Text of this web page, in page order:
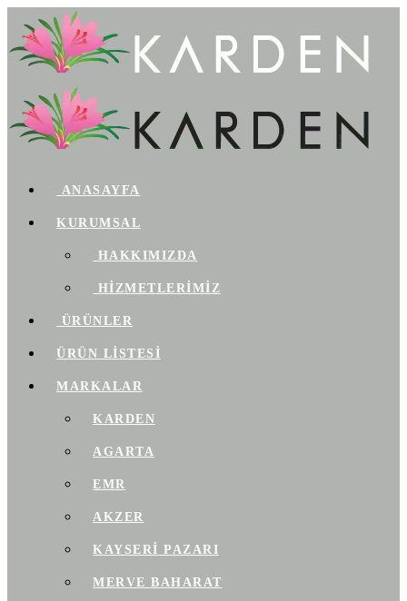
ANASAYFA
KURUMSAL
HAKKIMIZDA
HİZMETLERİMİZ
ÜRÜNLER
ÜRÜN LİSTESİ
MARKALAR
KARDEN
AGARTA
EMR
AKZER
KAYSERI PAZARI
MERVE BAHARAT